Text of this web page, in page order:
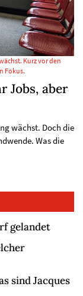
Kurz vor den
Fokus.
Jobs, aber
wächst. Doch die
Was die
gelandet
sind Jacques